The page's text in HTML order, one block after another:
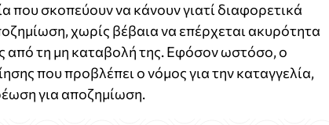
που σκοπεύουν να κάνουν γιατί διαφορετικά
χωρίς βέβαια να επέρχεται ακυρότητα
από τη μη καταβολή της. Εφόσον ωστόσο, ο
που προβλέπει ο νόμος για την καταγγελία,
για αποζημίωση.